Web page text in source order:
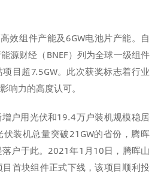
效组件产能及6GW电池片产能。自
源财经（BNEF）列为全球一级组件
目超7.5GW。此次获奖标志着行业
响力的高度认可。
户用光伏和19.4万户装机规模稳居
装机总量突破21GW的省份，腾晖
户于此。2021年1月10日，腾晖山
首块组件正式下线，该项目顺利投